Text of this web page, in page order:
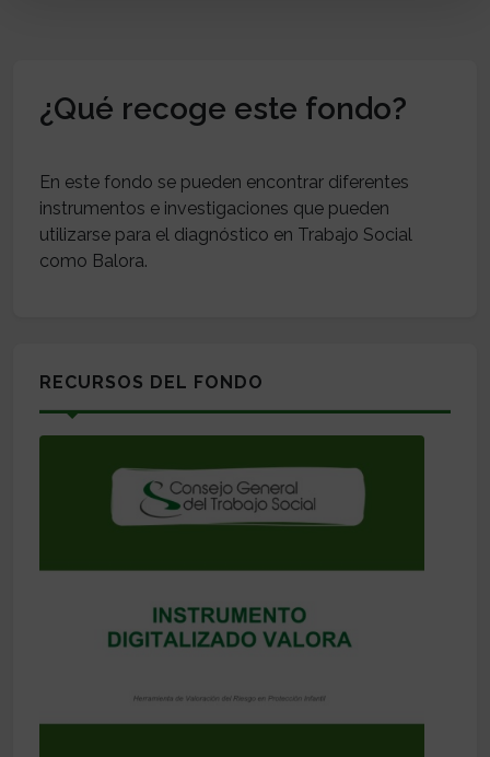
¿Qué recoge este fondo?
En este fondo se pueden encontrar diferentes
instrumentos e investigaciones que pueden
utilizarse para el diagnóstico en Trabajo Social
RECURSOS DEL FONDO